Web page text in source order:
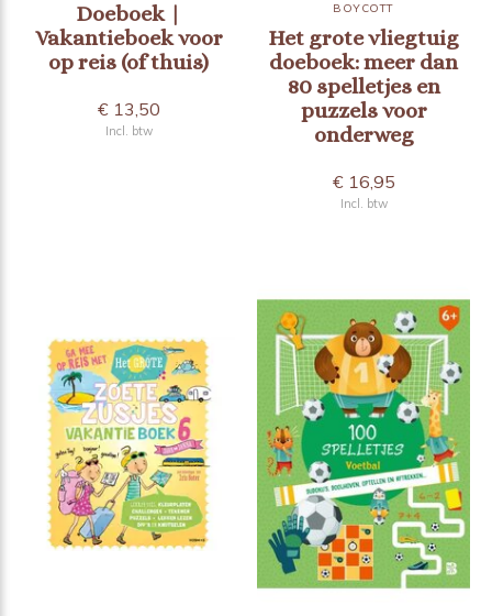
Doeboek |
Vakantieboek voor
op reis (of thuis)
€ 13,50
Incl. btw
BOYCOTT
Het grote vliegtuig
doeboek: meer dan
80 spelletjes en
puzzels voor
onderweg
€ 16,95
Incl. btw